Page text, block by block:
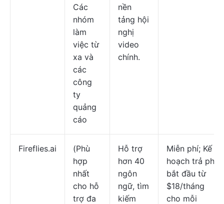
Các
nhóm
làm
việc từ
xa và
các
công
ty
quảng
cáo
nền
tảng hội
nghị
video
chính.
Fireflies.ai
(Phù
hợp
nhất
cho hỗ
trợ đa
Hỗ trợ
hơn 40
ngôn
ngữ, tìm
kiếm
Miễn phí; Kế
hoạch trả phí
bắt đầu từ
$18/tháng
cho mỗi